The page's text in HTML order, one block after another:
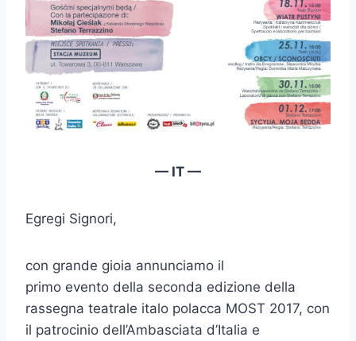
— IT —
Egregi Signori,
con grande gioia annunciamo il
primo evento della seconda edizione della
rassegna teatrale italo polacca MOST 2017, con
il patrocinio dell’Ambasciata d’Italia e